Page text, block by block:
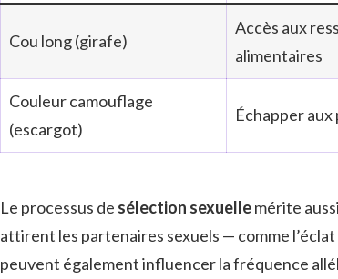
Cou long (girafe)
Accès aux
alimentaires
Couleur camouflage
(escargot)
Échapper
Le processus de sélection sexuellemérite
attirent les partenaires sexuels — comme
peuvent également influencer la fréquence